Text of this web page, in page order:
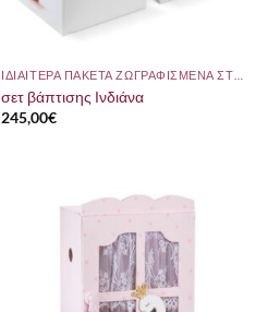
σετ βάπτισης Ινδιάνα
245,00€